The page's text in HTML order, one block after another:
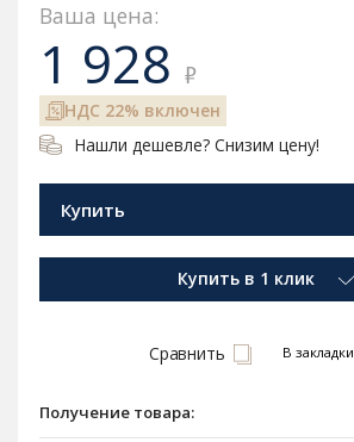
Ваша цена:
1 928 ₽
НДС 22% включен
Нашли дешевле? Снизим цену!
Купить
Купить в 1 клик
Сравнить В закладки
Получение товара: